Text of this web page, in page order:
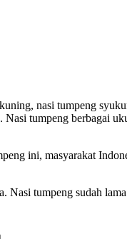
nasi tumpeng
tumpeng berbagai
ini, masyarakat
Nasi tumpeng sudah